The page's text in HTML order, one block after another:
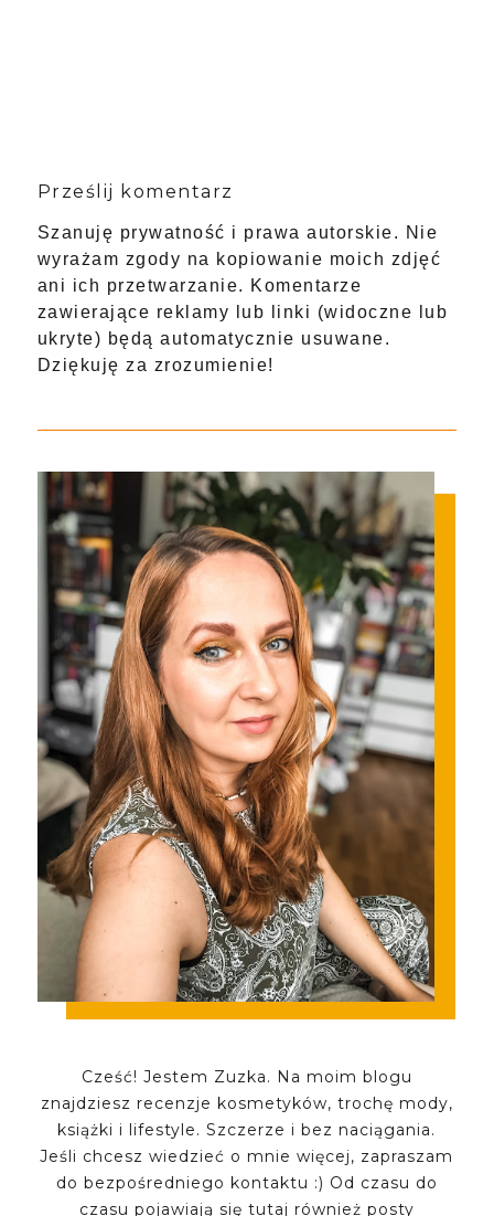
Prześlij komentarz
Szanuję prywatność i prawa autorskie. Nie
wyrażam zgody na kopiowanie moich zdjęć
ani ich przetwarzanie. Komentarze
zawierające reklamy lub linki (widoczne lub
ukryte) będą automatycznie usuwane.
Dziękuję za zrozumienie!
Cześć! Jestem Zuzka. Na moim blogu
znajdziesz recenzje kosmetyków, trochę mody,
książki i lifestyle. Szczerze i bez naciągania.
Jeśli chcesz wiedzieć o mnie więcej, zapraszam
do bezpośredniego kontaktu :) Od czasu do
czasu pojawiają się tutaj również posty